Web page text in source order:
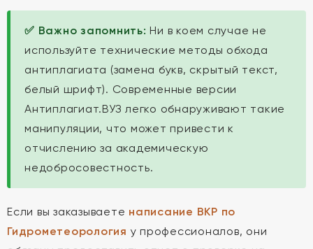
✅ Важно запомнить: Ни в коем случае не
используйте технические методы обхода
антиплагиата (замена букв, скрытый текст,
белый шрифт). Современные версии
Антиплагиат.ВУЗ легко обнаруживают такие
манипуляции, что может привести к
отчислению за академическую
недобросовестность.
Если вы заказываете написание ВКР по
Гидрометеорология у профессионалов, они